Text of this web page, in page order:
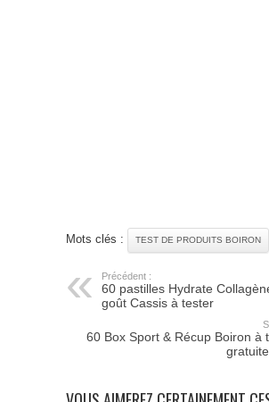
Mots clés : TEST DE PRODUITS BOIRON
Précédent :
60 pastilles Hydrate
goût Cassis à tester
60 Box Sport & Récup Boiron à